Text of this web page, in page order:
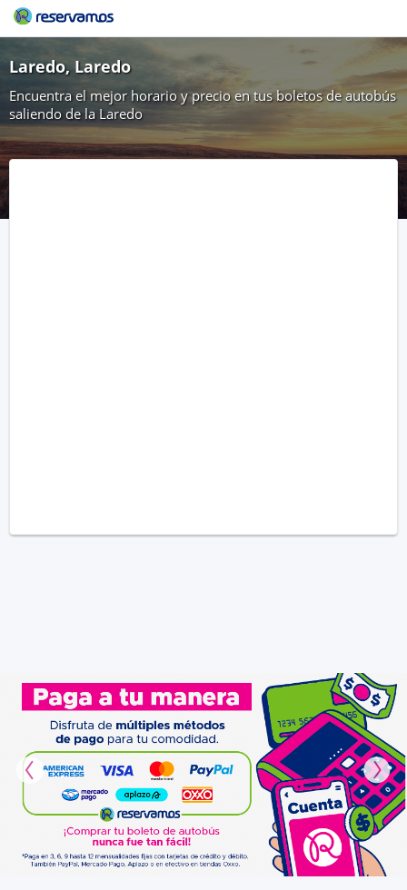
Laredo, Laredo
Encuentra el mejor horario y precio en tus boletos de autobús
saliendo de la Laredo